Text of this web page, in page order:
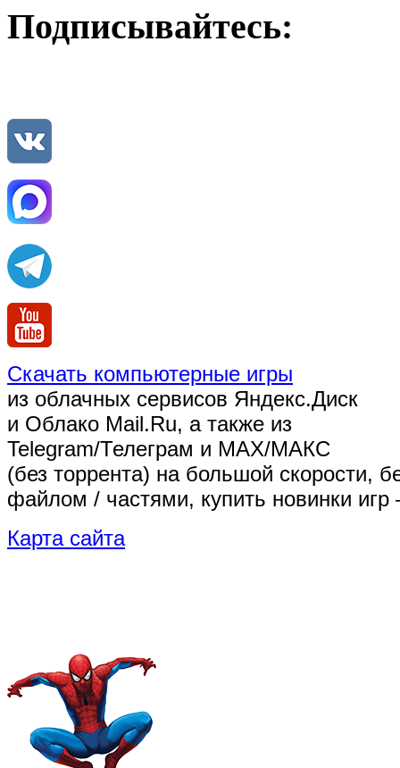
Подписывайтесь:
Скачать компьютерные игры
из облачных сервисов Яндекс.Диск
и Облако Mail.Ru, а также из
Telegram/Телеграм и MAX/МАКС
(без торрента) на большой скорости,
файлом / частями, купить новинки
Карта сайта